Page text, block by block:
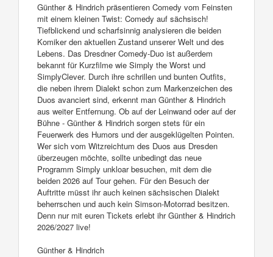
Günther & Hindrich präsentieren Comedy vom Feinsten
mit einem kleinen Twist: Comedy auf sächsisch!
Tiefblickend und scharfsinnig analysieren die beiden
Komiker den aktuellen Zustand unserer Welt und des
Lebens. Das Dresdner Comedy-Duo ist außerdem
bekannt für Kurzfilme wie Simply the Worst und
SimplyClever. Durch ihre schrillen und bunten Outfits,
die neben ihrem Dialekt schon zum Markenzeichen des
Duos avanciert sind, erkennt man Günther & Hindrich
aus weiter Entfernung. Ob auf der Leinwand oder auf der
Bühne - Günther & Hindrich sorgen stets für ein
Feuerwerk des Humors und der ausgeklügelten Pointen.
Wer sich vom Witzreichtum des Duos aus Dresden
überzeugen möchte, sollte unbedingt das neue
Programm Simply unkloar besuchen, mit dem die
beiden 2026 auf Tour gehen. Für den Besuch der
Auftritte müsst ihr auch keinen sächsischen Dialekt
beherrschen und auch kein Simson-Motorrad besitzen.
Denn nur mit euren Tickets erlebt ihr Günther & Hindrich
2026/2027 live!
Günther & Hindrich